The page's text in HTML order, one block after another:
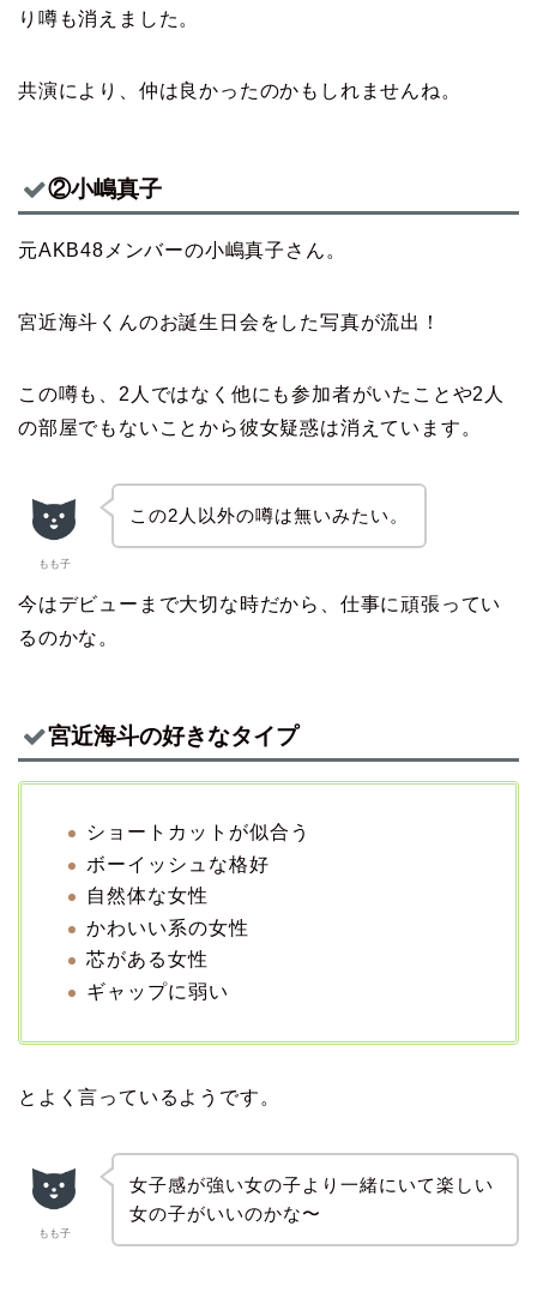
り噂も消えました。
共演により、仲は良かったのかもしれませんね。
②小嶋真子
元AKB48メンバーの小嶋真子さん。
宮近海斗くんのお誕生日会をした写真が流出！
この噂も、2人ではなく他にも参加者がいたことや2人
の部屋でもないことから彼女疑惑は消えています。
もも子
この2人以外の噂は無いみたい。
今はデビューまで大切な時だから、仕事に頑張ってい
るのかな。
宮近海斗の好きなタイプ
ショートカットが似合う
ボーイッシュな格好
自然体な女性
かわいい系の女性
芯がある女性
ギャップに弱い
とよく言っているようです。
もも子
女子感が強い女の子より一緒にいて楽しい
女の子がいいのかな〜